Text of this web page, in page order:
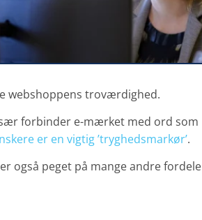
webshoppens troværdighed.
forbinder e-mærket med ord som
er en vigtig ’tryghedsmarkør’.
også peget på mange andre fordele